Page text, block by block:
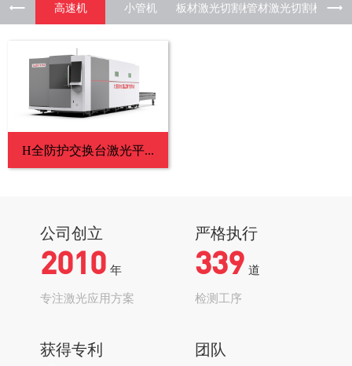
高速机 小管机 板材激光 管材激光 板管
H全防护交换台激光平...
公司创立
2010 年
专注激光应用方案
严格执行
339 道
检测工序
获得专利 团队